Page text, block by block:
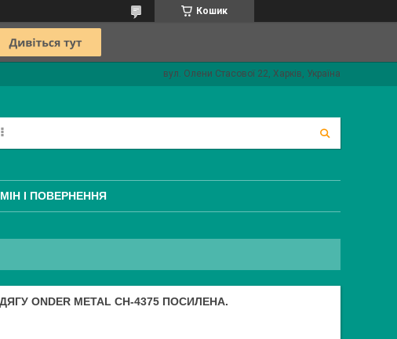
Кошик
вул. Олени Стасової 22, Харків, Україна
І ПОВЕРНЕННЯ
ONDER METAL СН-4375 ПОСИЛЕНА.